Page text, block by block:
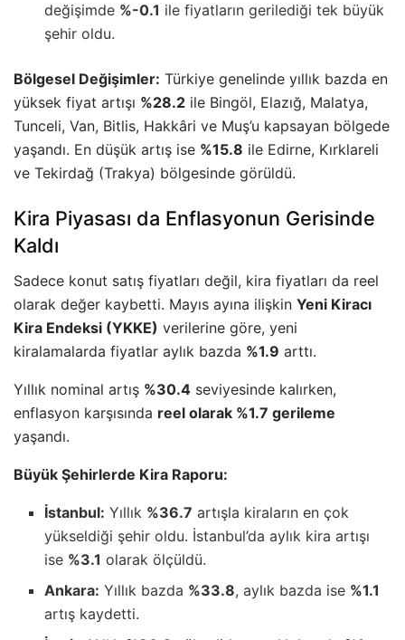
değişimde %-0.1 ile fiyatların gerilediği tek büyük
şehir oldu.
Bölgesel Değişimler: Türkiye genelinde yıllık bazda en
yüksek fiyat artışı %28.2 ile Bingöl, Elazığ, Malatya,
Tunceli, Van, Bitlis, Hakkâri ve Muş’u kapsayan bölgede
yaşandı. En düşük artış ise %15.8 ile Edirne, Kırklareli
ve Tekirdağ (Trakya) bölgesinde görüldü.
Kira Piyasası da Enflasyonun Gerisinde
Kaldı
Sadece konut satış fiyatları değil, kira fiyatları da reel
olarak değer kaybetti. Mayıs ayına ilişkin Yeni Kiracı
Kira Endeksi (YKKE) verilerine göre, yeni
kiralamalarda fiyatlar aylık bazda %1.9 arttı.
Yıllık nominal artış %30.4 seviyesinde kalırken,
enflasyon karşısında reel olarak %1.7 gerileme
yaşandı.
Büyük Şehirlerde Kira Raporu:
İstanbul: Yıllık %36.7 artışla kiraların en çok
yükseldiği şehir oldu. İstanbul’da aylık kira artışı
ise %3.1 olarak ölçüldü.
Ankara: Yıllık bazda %33.8, aylık bazda ise %1.1
artış kaydetti.